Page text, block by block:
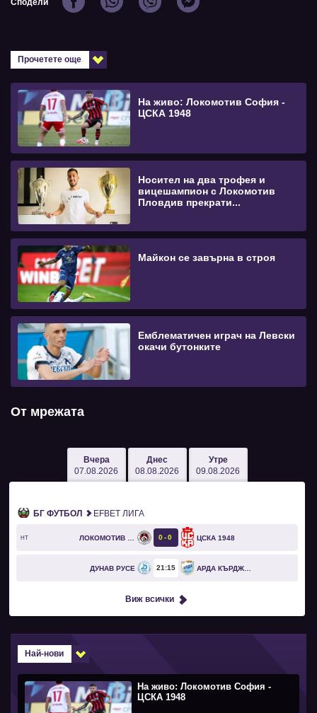
Сподели
Прочетете още
На живо: Локомотив София -
ЦСКА 1948
Носител на два трофея и
вицешампион с Локомотив
Пловдив прекрати...
Майкон се завърна в строя
Емблематичен играч на Левски
окачи бутонките
От мрежата
Вчера
07.08.2026
Днес
08.08.2026
Утре
09.08.2026
БГ ФУТБОЛ EFBET ЛИГА
HT 0 0 ЦСКА 1948
ДУНАВ РУСЕ 21 15 АРДА КЪРДЖАЛИ
Виж всички
Най-нови
На живо: Локомотив София -
ЦСКА 1948